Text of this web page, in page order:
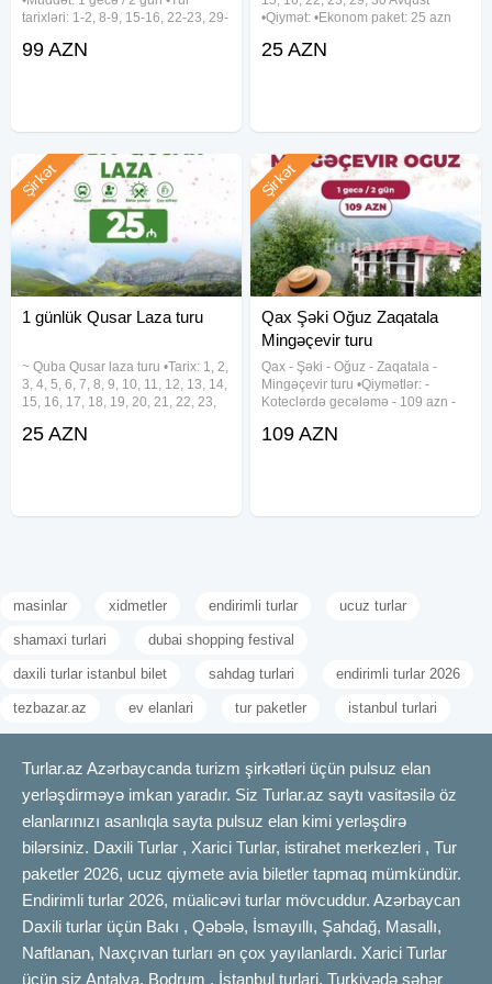
tarixləri: 1-2, 8-9, 15-16, 22-23, 29-
yeməksiz: 99 azn - Səhər yeməyi
99 AZN
•Qiymət: •Ekonom paket: 25 azn
daxildir: •Nəqliyyat xidməti
25 AZN
1 günlük Qusar Laza turu
~ Quba Qusar laza turu •Tarix: 1, 2,
3, 4, 5, 6, 7, 8, 9, 10, 11, 12, 13, 14,
15, 16, 17, 18, 19, 20, 21, 22, 23,
Avqust Qiymət: •Ekonom paket: 25
Şirkət
25 AZN
Qax Şəki Oğuz Zaqatala
Mingəçevir turu
Qax - Şəki - Oğuz - Zaqatala -
Mingəçevir turu •Qiymətlər: -
Koteclərdə gecələmə - 109 azn -
azn •Tarix: 1-2, 8-9, 15-16, 22-23,
Şirkət
109 AZN
masinlar xidmetler endirimli turlar ucuz turlar
shamaxi turlari dubai shopping festival
daxili turlar istanbul bilet sahdag turlari endirimli turlar 2026
tezbazar.az ev elanlari tur paketler istanbul turlari
Turlar.az Azərbaycanda turizm şirkətləri üçün pulsuz elan
yerləşdirməyə imkan yaradır. Siz Turlar.az saytı vasitəsilə öz
elanlarınızı asanlıqla sayta pulsuz elan kimi yerləşdirə
bilərsiniz. Daxili Turlar , Xarici Turlar, istirahet merkezleri , Tur
paketler 2026, ucuz qiymete avia biletler tapmaq mümkündür.
Endirimli turlar 2026, müalicəvi turlar mövcuddur. Azərbaycan
Daxili turlar üçün Bakı , Qəbələ, İsmayıllı, Şahdağ, Masallı,
Naftlanan, Naxçıvan turları ən çox yayılanlardı. Xarici Turlar
üçün siz Antalya, Bodrum , İstanbul turlari, Turkiyədə şəhər